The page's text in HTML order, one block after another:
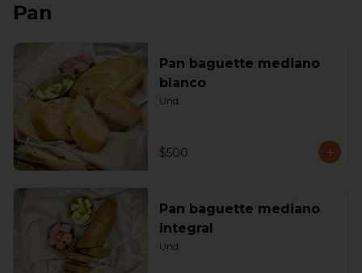
Pan
Pan baguette mediano
blanco
Und.
$500
Pan baguette mediano
integral
Und.